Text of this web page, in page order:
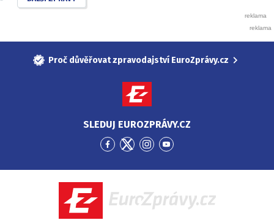
Proč důvěřovat zpravodajství EuroZprávy.cz
SLEDUJ EUROZPRÁVY.CZ
Přejít
Facebook
Přejít
Twitter
Přejít
Instagram
Přejít
YouTube
EuroZprávy.cz